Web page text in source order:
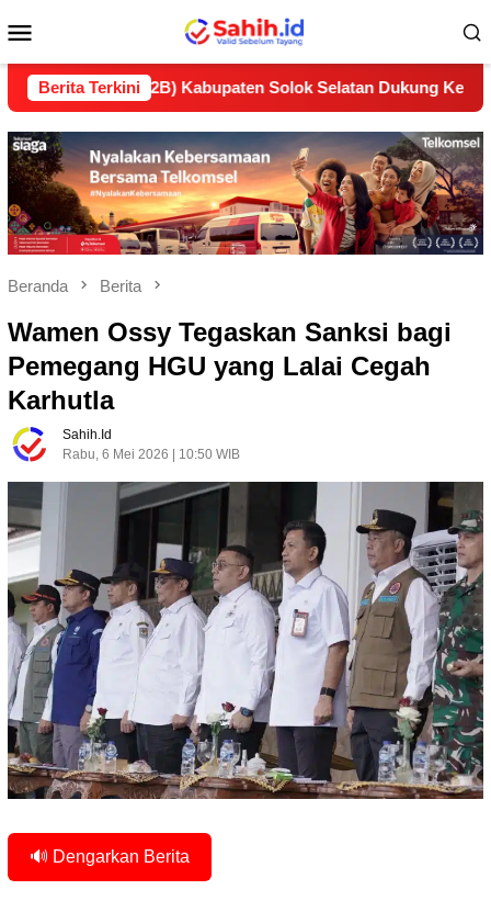
ke
Mobile
Berita Terkini
(LP2B) Kabupaten Solok Selatan Dukung Ketahanan Pangan
Beranda Berita
Wamen Ossy Tegaskan Sanksi bagi
Pemegang HGU yang Lalai Cegah
Karhutla
Sahih.id
Rabu, 6 Mei 2026 | 10:50 WIB
🔊 Dengarkan Berita